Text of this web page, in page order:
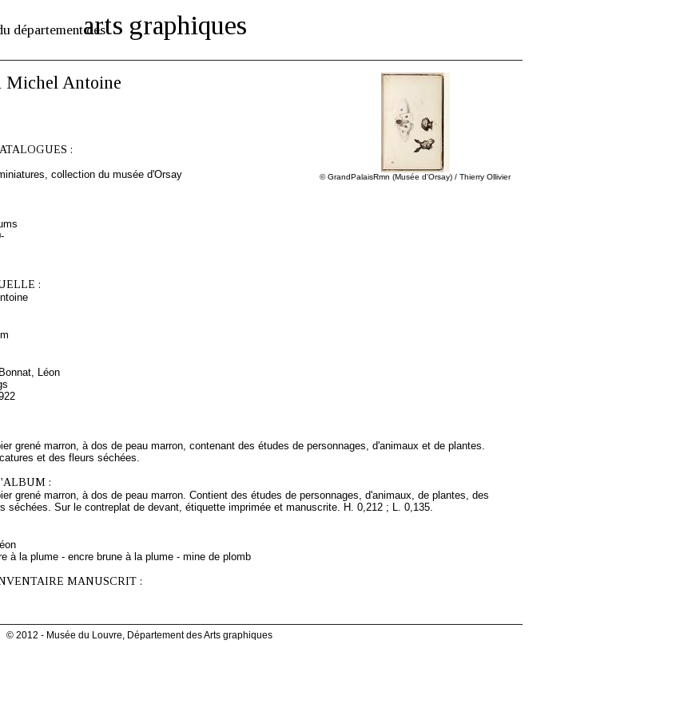
département desarts graphiques
© GrandPalaisRmn (Musée d'Orsay) / Thierry Ollivier
Michel Antoine
:
collection du musée d'Orsay
:
Léon
grené marron, à dos de peau marron, contenant des études de personnages, d'animaux et de plantes.
et des fleurs séchées.
:
grené marron, à dos de peau marron. Contient des études de personnages, d'animaux, de plantes, des
séchées. Sur le contreplat de devant, étiquette imprimée et manuscrite. H. 0,212 ; L. 0,135.
à la plume - encre brune à la plume - mine de plomb
MANUSCRIT :
© 2012 - Musée du Louvre, Département des Arts graphiques